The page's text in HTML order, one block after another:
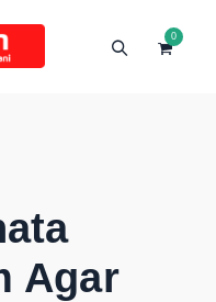
0
Agar